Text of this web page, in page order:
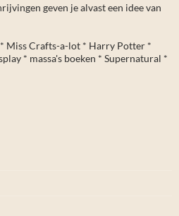
geven je alvast een idee van
Miss Crafts-a-lot * Harry Potter *
* massa's boeken * Supernatural *